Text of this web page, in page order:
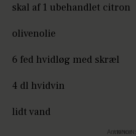
skal af 1 ubehandlet citron
olivenolie
6 fed hvidløg med skræl
4 dl hvidvin
lidt vand
Annonce